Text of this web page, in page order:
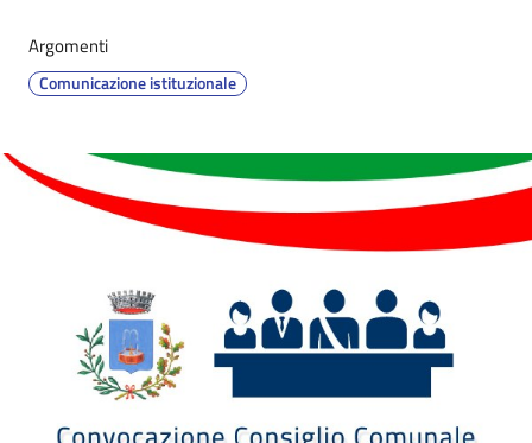
line
Tutti
argomenti
Argomenti
Comunicazione istituzionale